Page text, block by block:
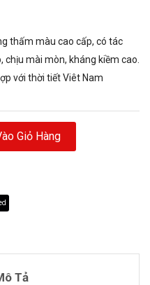
thấm màu cao cấp, có tác
mài mòn, kháng kiềm cao.
với thời tiết Viêt Nam
Giỏ Hàng
Tả